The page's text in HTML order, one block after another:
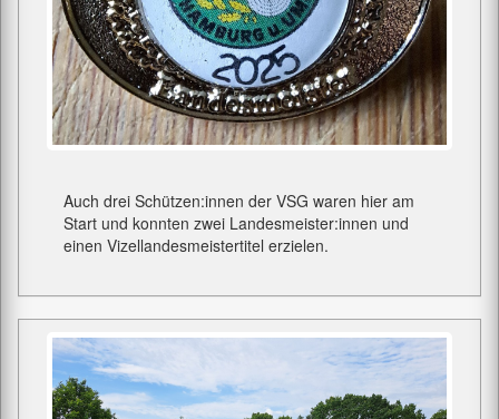
Auch drei Schützen:innen der VSG waren hier am
Start und konnten zwei Landesmeister:innen und
einen Vizellandesmeistertitel erzielen.